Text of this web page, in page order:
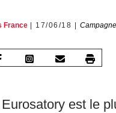
France 17/06/18
est le